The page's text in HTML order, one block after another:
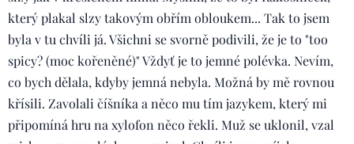
který plakal slzy takovým obřím obloukem... Tak to jsem
byla v tu chvíli já. Všichni se svorně podivili, že je to "too
spicy? (moc kořeněné)" Vždyť je to jemné polévka. Nevím,
co bych dělala, kdyby jemná nebyla. Možná by mě rovnou
křísili. Zavolali číšníka a něco mu tím jazykem, který mi
připomíná hru na xylofon něco řekli. Muž se uklonil, vzal